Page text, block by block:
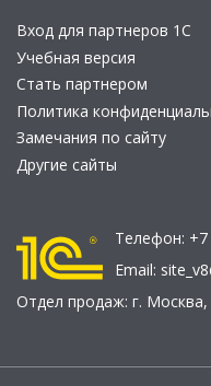
Вход для партнеров 1С
Учебная версия
Стать партнером
Политика
Замечания по сайту
Другие сайты
Телефон:
Email:
Отдел продаж: г. Москва,